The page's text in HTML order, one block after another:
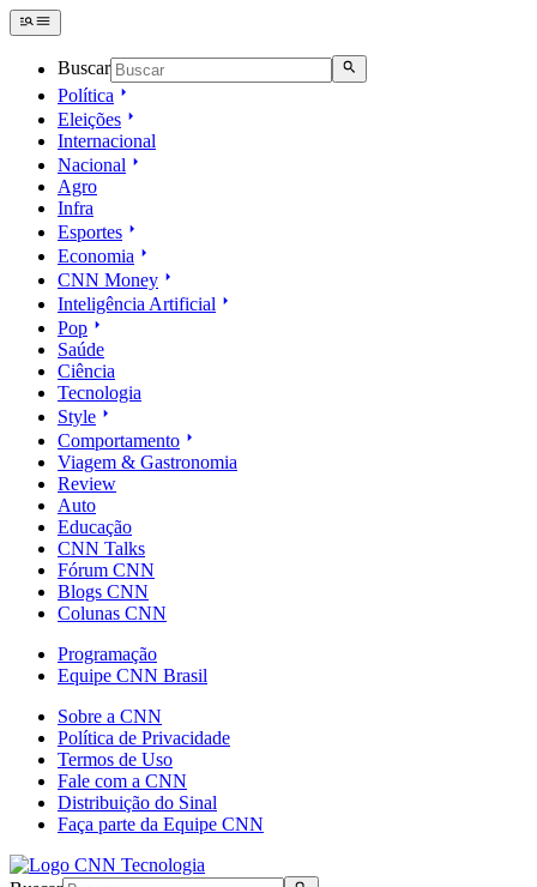
Buscar
Política
Eleições
Internacional
Nacional
Agro
Infra
Esportes
Economia
CNN Money
Inteligência Artificial
Pop
Saúde
Ciência
Tecnologia
Style
Comportamento
Viagem & Gastronomia
Review
Auto
Educação
CNN Talks
Fórum CNN
Blogs CNN
Colunas CNN
Programação
Equipe CNN Brasil
Sobre a CNN
Política de Privacidade
Termos de Uso
Fale com a CNN
Distribuição do Sinal
Faça parte da Equipe CNN